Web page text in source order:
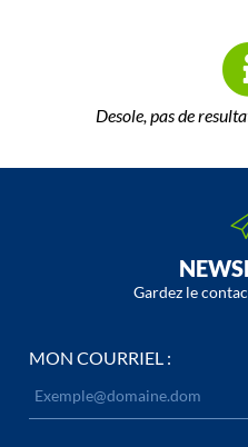
Desole, pas de
Gardez le
MON COURRIEL :